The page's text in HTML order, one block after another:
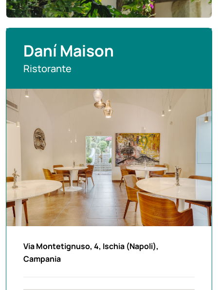
Daní Maison
Ristorante
Via Montetignuso, 4, Ischia (Napoli),
Campania